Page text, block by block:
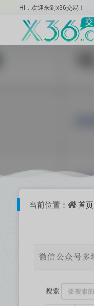
HI，欢迎来到x36交易！
当前位置： 首页